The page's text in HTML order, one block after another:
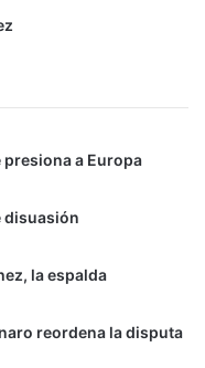
presiona a Europa
disuasión
la espalda
reordena la disputa